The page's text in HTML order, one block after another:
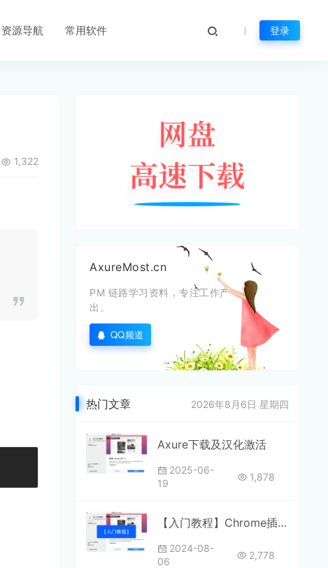
资源导航 常用软件 登录
1,322
AxureMost.cn
PM 链路学习资料，专注工作产
出。
QQ频道
热门文章 2026年8月6日 星期四
Axure下载及汉化激活
2025-06-
19
1,878
【入门教程】Chrome插件安装
2024-08-
06
2,778